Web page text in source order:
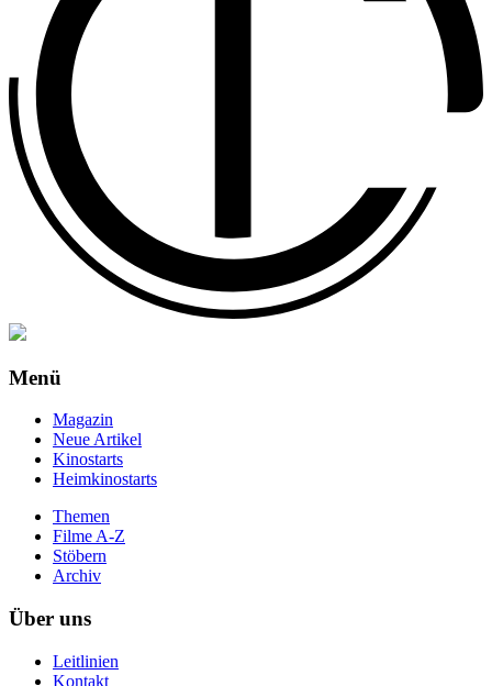
Menü
Magazin
Neue Artikel
Kinostarts
Heimkinostarts
Themen
Filme A-Z
Stöbern
Archiv
Über uns
Leitlinien
Kontakt